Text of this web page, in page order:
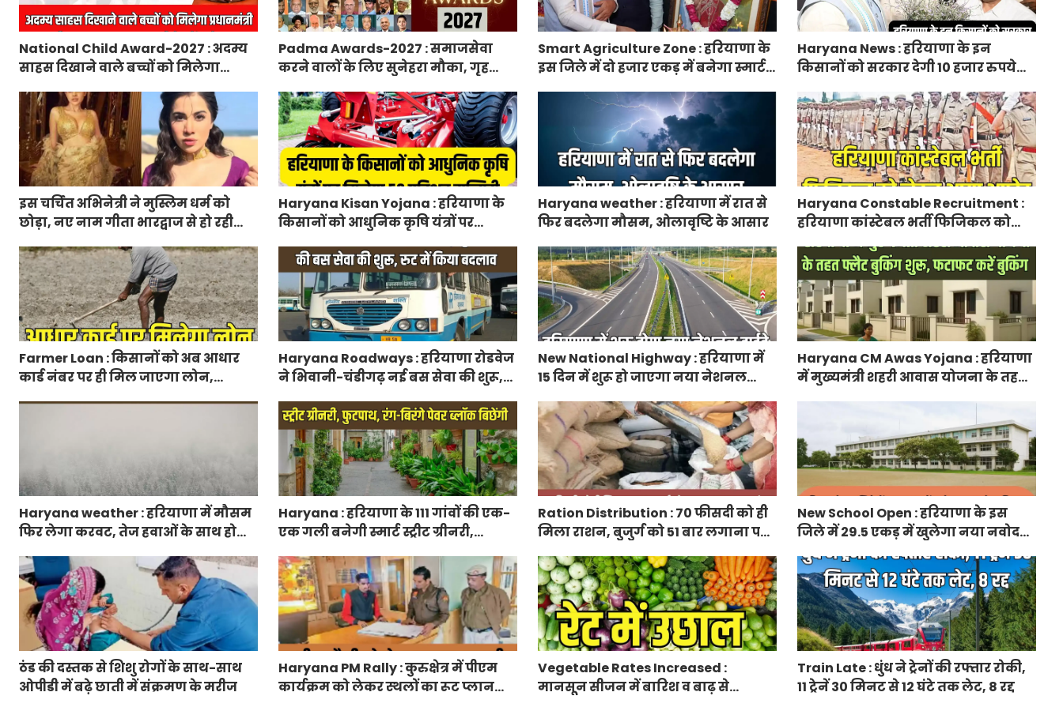
National Child Award-2027 : अदम्य
साहस दिखाने वाले बच्चों को मिलेगा
ऐसे करें आवेदन
Padma Awards-2027 : समाजसेवा
करने वालों के लिए सुनेहरा मौका, गृह
लिए आवेदन
Smart Agriculture Zone : हरियाणा के
इस जिले में दो हजार एकड़ में बनेगा स्मार्ट
Haryana News : हरियाणा के इन
किसानों को सरकार देगी 10 हजार रुपये
इस चर्चित अभिनेत्री ने मुस्लिम धर्म को
छोड़ा, नए नाम गीता भारद्वाज से हो रही
Haryana Kisan Yojana : हरियाणा के
किसानों को आधुनिक कृषि यंत्रों पर
आवेदन
Haryana weather : हरियाणा में रात से
फिर बदलेगा मौसम, ओलावृष्टि के आसार
Haryana Constable Recruitment :
हरियाणा कांस्टेबल भर्ती फिजिकल को
युवाओं ने किया आवेदन
Farmer Loan : किसानों को अब आधार
कार्ड नंबर पर ही मिल जाएगा लोन,
Haryana Roadways : हरियाणा रोडवेज
ने भिवानी-चंडीगढ़ नई बस सेवा की शुरू,
New National Highway : हरियाणा में
15 दिन में शुरू हो जाएगा नया नेशनल
Haryana CM Awas Yojana : हरियाणा
में मुख्यमंत्री शहरी आवास योजना के तहत
Haryana weather : हरियाणा में मौसम
फिर लेगा करवट, तेज हवाओं के साथ होगी
Haryana : हरियाणा के 111 गांवों की एक-
एक गली बनेगी स्मार्ट स्ट्रीट ग्रीनरी,
Ration Distribution : 70 फीसदी को ही
मिला राशन, बुजुर्ग को 51 बार लगाना पड़ा
New School Open : हरियाणा के इस
जिले में 29.5 एकड़ में खुलेगा नया नवोदय
ठंड की दस्तक से शिशु रोगों के साथ-साथ
ओपीडी में बढ़े छाती में संक्रमण के मरीज
Haryana PM Rally : कुरुक्षेत्र में पीएम
कार्यक्रम को लेकर स्थलों का रूट प्लान
Vegetable Rates Increased :
मानसून सीजन में बारिश व बाढ़ से
Train Late : धुंध ने ट्रेनों की रफ्तार रोकी,
11 ट्रेनें 30 मिनट से 12 घंटे तक लेट, 8 रद्द